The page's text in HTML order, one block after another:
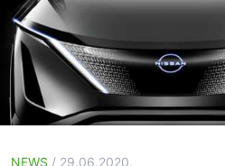
NEWS / 29.06.2020.